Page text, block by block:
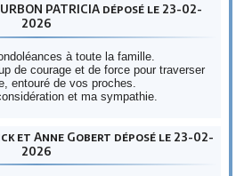
PATRICIA déposé le 23-02-
2026
à toute la famille.
de courage et de force pour traverser
entouré de vos proches.
et ma sympathie.
et Anne Gobert déposé le 23-02-
2026